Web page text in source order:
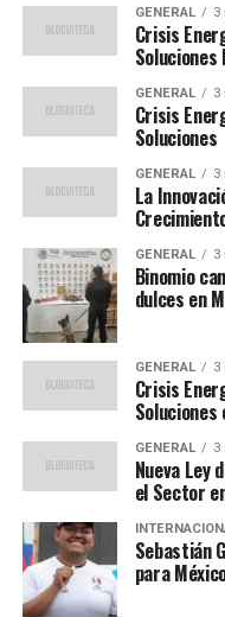
La tecnología ha
estudiantes acceden
profesores imparten
Google Classroom,
permitido que la
aprendizaje interactivo
Un estudio realizado
Madrid reveló que el
mejorar
estudiantes y su
“La
los
una
educativos
de aula
GENERAL 3
Crisis
Soluciones
GENERAL 3
Crisis
Soluciones
GENERAL 3
La
GENERAL 3
Binomio
dulces en
GENERAL 3
Crisis
GENERAL 3
Nueva Ley
el Sector
Sebastián
para